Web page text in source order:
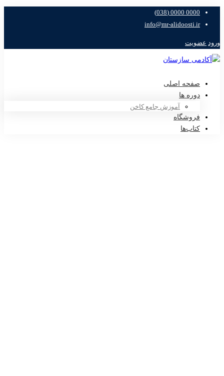
0000 0000 (038)
info@mr-alidoosti.ir
ورود عضویت
صفحه اصلی
دوره ها
آموزش جامع کاخن
فروشگاه
کتاب‌ها